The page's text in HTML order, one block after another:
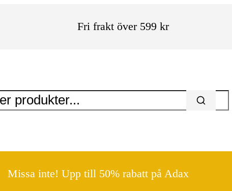
Fri frakt över 599 kr
Missa inte! Upp till 50% rabatt på Adax